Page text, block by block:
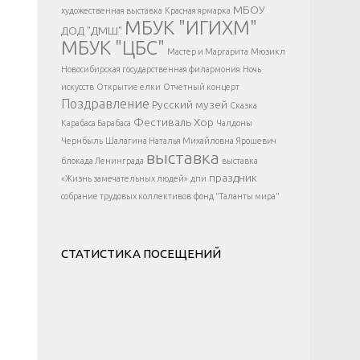
</div >
художественная выставка Красная ярмарка МБОУ
ДОД "ДМШ" МБУК "ИГИХМ"
МБУК "ЦБС" Мастер и Маргарита Мюзикл
Новосибирская государственная филармония Ночь
искусств Открытие елки Отчетный концерт
Поздравление Русский музей Сказка
Карабаса Барабаса ФестивальХор Чалдоны
Чернбыль Шалагина Наталья Михайловна Ярошевич
блокада Ленинграда выставка выставка
«Жизнь замечательных людей» дпи праздник
собрание трудовых коллективов фонд "Таланты мира"
СТАТИСТИКА ПОСЕЩЕНИЙ